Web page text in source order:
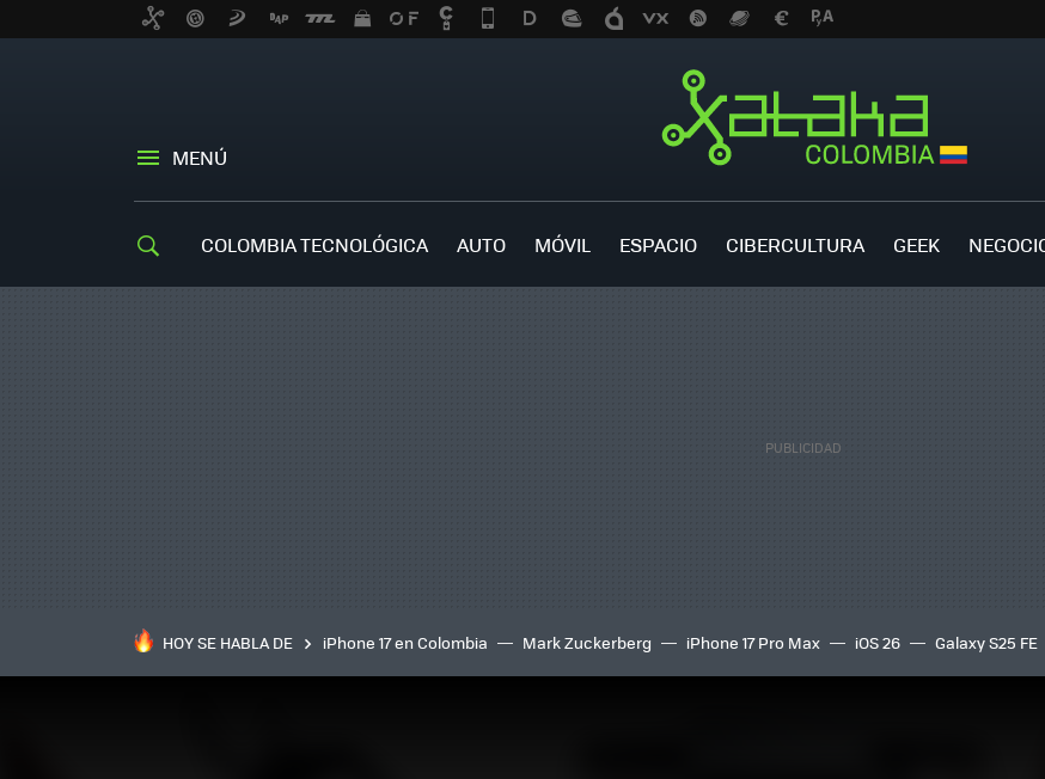
MENÚ
COLOMBIA TECNOLÓGICA AUTO MÓVIL ESPACIO CIBERCULTURA GEEK
HOY SE HABLA DE iPhone 17 en Colombia Mark Zuckerberg iPhone 17 Pro Max iOS 26 Galaxy S25 FE
inteligente
IA TCL C8K